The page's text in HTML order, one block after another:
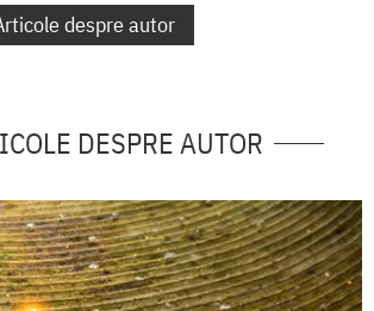
despre autor
DESPRE AUTOR